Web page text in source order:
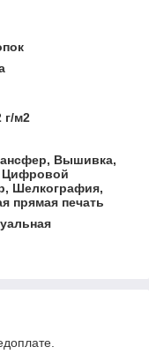
г/м2
Вышивка,
Шелкография,
прямая печать